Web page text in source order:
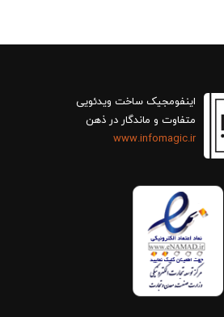
اینفومجیک ساخت ویدئویی
متفاوت و ماندگار در ذهن
www.infomagic.ir